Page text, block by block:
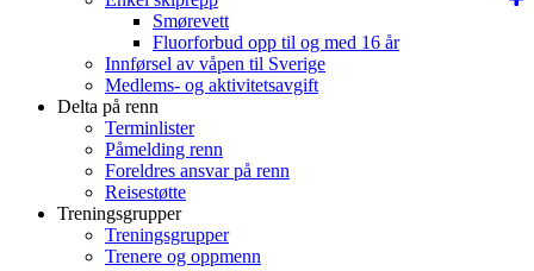
Smørevett
Fluorforbud opp til og med 16 år
Innførsel av våpen til Sverige
Medlems- og aktivitetsavgift
Delta på renn
Terminlister
Påmelding renn
Foreldres ansvar på renn
Reisestøtte
Treningsgrupper
Treningsgrupper
Trenere og oppmenn